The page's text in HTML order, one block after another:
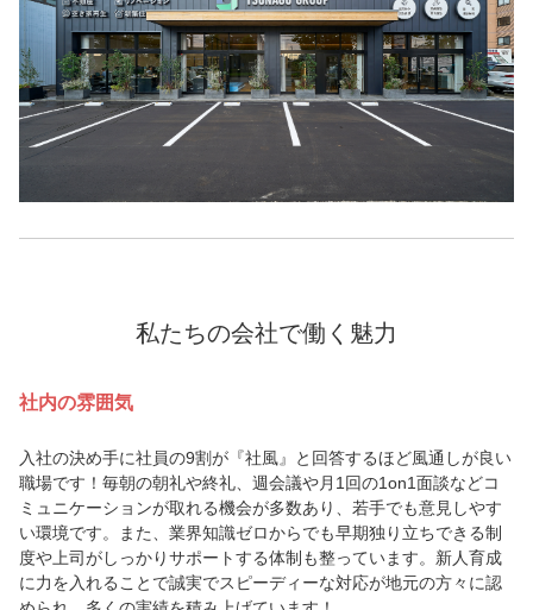
私たちの会社で働く魅力
社内の雰囲気
入社の決め手に社員の9割が『社風』と回答するほど風通しが良い
職場です！毎朝の朝礼や終礼、週会議や月1回の1on1面談などコ
ミュニケーションが取れる機会が多数あり、若手でも意見しやす
い環境です。また、業界知識ゼロからでも早期独り立ちできる制
度や上司がしっかりサポートする体制も整っています。新人育成
に力を入れることで誠実でスピーディーな対応が地元の方々に認